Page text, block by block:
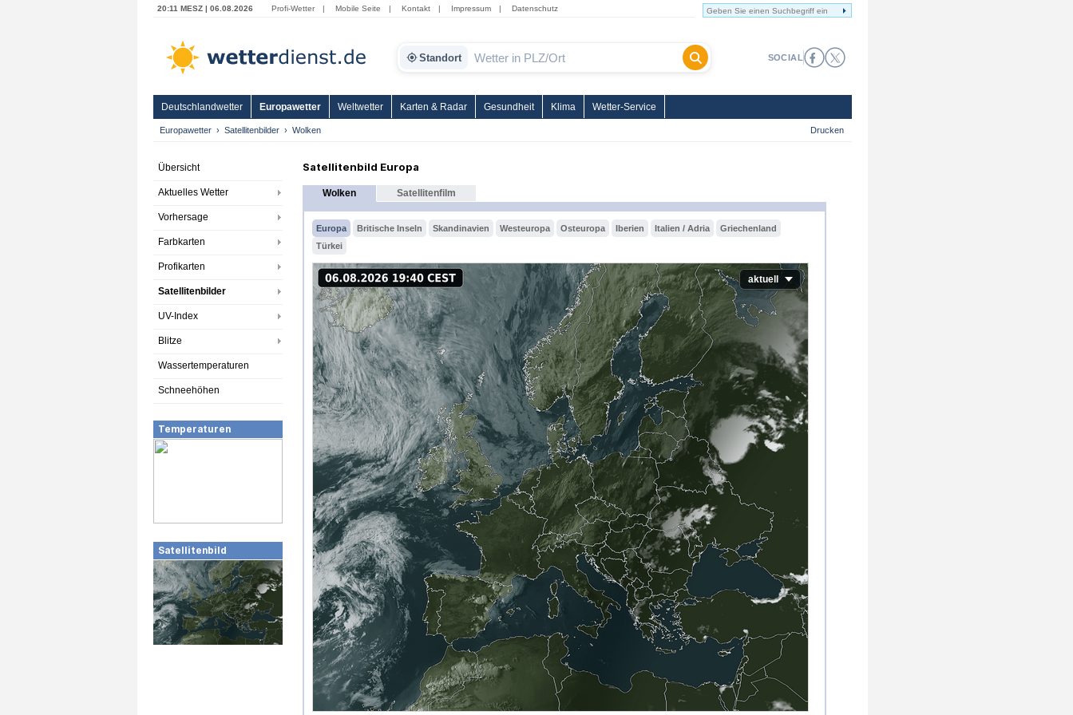
20:11 MESZ | 06.08.2026 Profi-Wetter | Mobile Seite | Kontakt | Impressum | Datenschutz
Standort SOCIAL
Deutschlandwetter Europawetter Weltwetter Karten & Radar Gesundheit Klima Wetter-Service
Europawetter Satellitenbilder Wolken Drucken
Übersicht
Aktuelles Wetter
Vorhersage
Farbkarten
Profikarten
Satellitenbilder
UV-Index
Blitze
Wassertemperaturen
Schneehöhen
Temperaturen
Satellitenbild
Satellitenbild Europa
Wolken Satellitenfilm
Europa Britische Inseln Skandinavien Westeuropa Osteuropa Iberien Italien / Adria
Griechenland
Türkei